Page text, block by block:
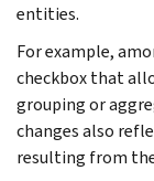
entities.
For example,
checkbox that
grouping or
changes also
resulting from